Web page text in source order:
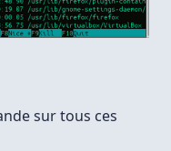
sur tous ces